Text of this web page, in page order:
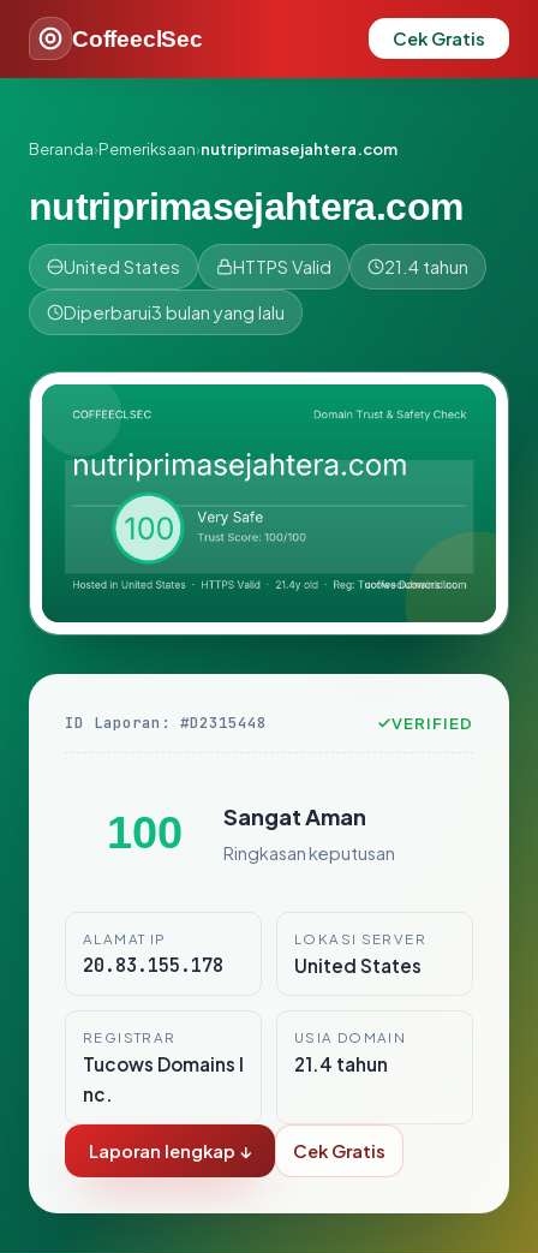
CoffeeclSec Cek Gratis
Beranda›Pemeriksaan›nutriprimasejahtera.com
nutriprimasejahtera.com
United States HTTPS Valid 21.4 tahun
Diperbarui3 bulan yang lalu
ID Laporan: #D2315448 VERIFIED
100 Sangat Aman
Ringkasan keputusan
ALAMAT IP
20.83.155.178
LOKASI SERVER
United States
REGISTRAR
Tucows Domains I
nc.
USIA DOMAIN
21.4 tahun
Laporan lengkap ↓ Cek Gratis